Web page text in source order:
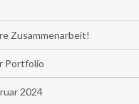
Zusammenarbeit!
Portfolio
2024